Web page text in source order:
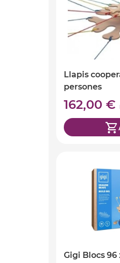
Llapis
persones
162,00 €
Gigi Blocs 96